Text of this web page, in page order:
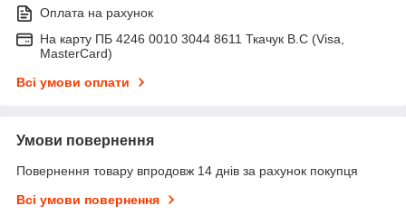
Оплата на рахунок
На карту ПБ 4246 0010 3044 8611 Ткачук В.С (Visa,
MasterCard)
Всі умови оплати
Умови повернення
Повернення товару впродовж 14 днів за рахунок покупця
Всі умови повернення